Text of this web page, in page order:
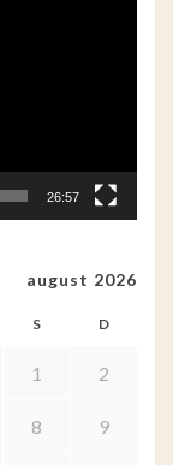
26:57
august 2026
S D
1 2
8 9